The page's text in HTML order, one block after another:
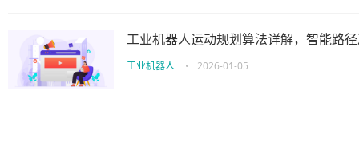
工业机器人运动规划算法详解，智能路
工业机器人 • 2026-01-05